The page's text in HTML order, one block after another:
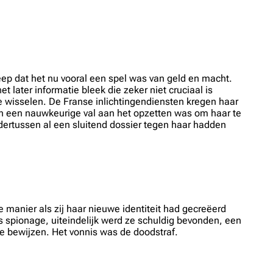
dat het nu vooral een spel was van geld en macht.
later informatie bleek die zeker niet cruciaal is
De Franse inlichtingendiensten kregen haar
nauwkeurige val aan het opzetten was om haar te
al een sluitend dossier tegen haar hadden
als zij haar nieuwe identiteit had gecreëerd
uiteindelijk werd ze schuldig bevonden, een
bewijzen. Het vonnis was de doodstraf.